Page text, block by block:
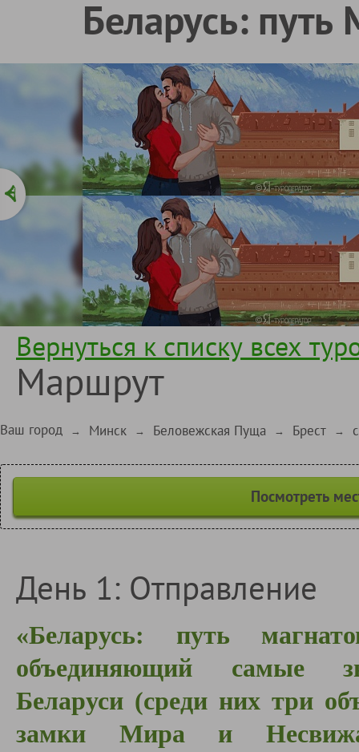
Беларусь: путь
Вернуться к списку всех
Маршрут
Ваш город → Минск → Беловежская Пуща → Брест →
Посмотреть
День 1: Отправление
«Беларусь: путь
объединяющий самые
Беларуси (среди них три
замки Мира и